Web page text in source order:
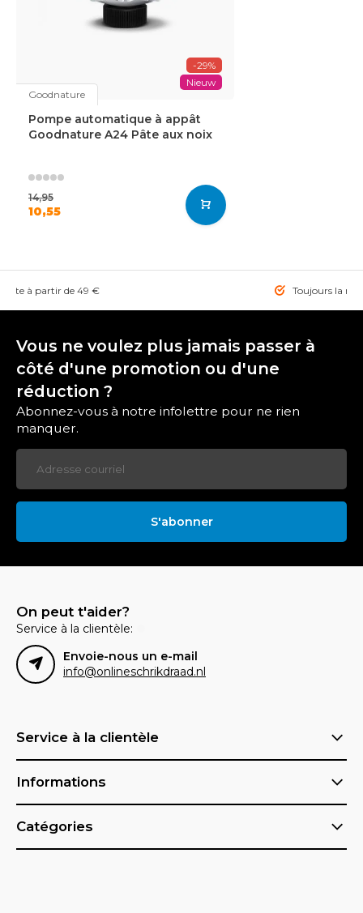
-29%
Nieuw
Goodnature
Pompe automatique à appât
Goodnature A24 Pâte aux noix
14,95
10,55
à partir de 49 € Toujours la
Vous ne voulez plus jamais passer à
côté d'une promotion ou d'une
réduction ?
Abonnez-vous à notre infolettre pour ne rien
manquer.
S'abonner
On peut t'aider?
Service à la clientèle:
Envoie-nous un e-mail
info@onlineschrikdraad.nl
Service à la clientèle
Informations
Catégories